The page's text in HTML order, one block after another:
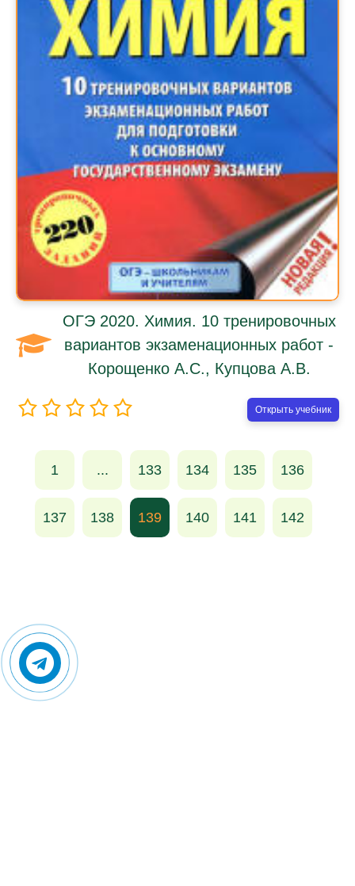
ОГЭ 2020. Химия. 10 тренировочных
вариантов экзаменационных работ -
Корощенко А.С., Купцова А.В.
Открыть учебник
1 ... 133 134 135 136
137 138 139 140 141 142